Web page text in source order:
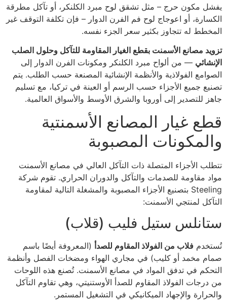
يفشل مكون حرج – مثل تشقق لوح مبرد الكلنكر، أو تآكل مطرقة
الكسارة، أو اعوجاج لوح فم الفرن الدوار – فإن تكلفة التوقف غير
المخطط له تتجاوز بكثير سعر الجزء نفسه.
تزويد مصانع الأسمنت بقطع الغيار المقاومة للتآكل وحلول الصلب
الإنشائي — من ألواح مبرد الكلنكر ومكونات الفرن الدوار إلى
الصوامع الفولاذية والأنظمة الإنشائية المصنعة حسب الطلب. يتم
تصنيع جميع الأجزاء حسب الرسم أو العينة في تركيا، مع تسليم
جاهز للتصدير إلى أوروبا والشرق الأوسط والأسواق العالمية.
قطع غيار المصانع الأسمنتية
والمكونات المصبوبة
تتطلب الأجزاء المتصلة ذات التآكل العالي في مصانع الأسمنت
مواد مقاومة للصدمات والتآكل والدوران الحراري. تقوم شركة
Steeling بتصنيع الأجزاء المصبوبة والمشغلة التالية لمقاومة
التآكل لمنتجي الأسمنت:
ستانلس ستيل فليب (قلاب)
تُستخدم فلاب من الفولاذ المقاوم للصدأ (المعروفة أيضًا باسم
صمام مخمد أو كليب) في مجاري الهواء ومضخات الفصل وأنظمة
التحكم في تدفق المواد في مصانع الأسمنت. تُصنع هذه اللوحات
من درجات الفولاذ المقاوم للصدأ الأوستنيتي، وهي تقاوم التآكل
والحرارة والإجهاد الميكانيكي في التشغيل المستمر.